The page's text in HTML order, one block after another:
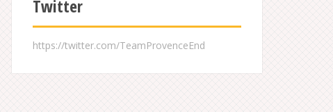
Twitter
https://twitter.com/TeamProvenceEnd